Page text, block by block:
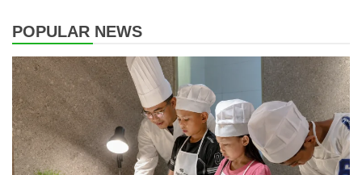
POPULAR NEWS